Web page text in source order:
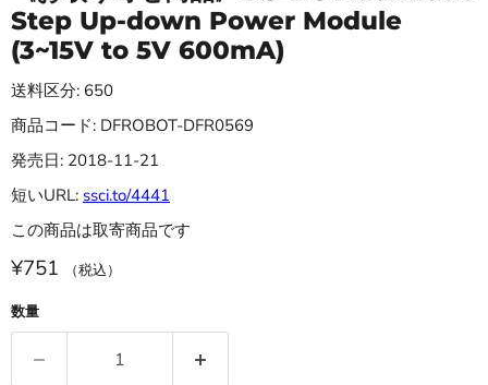
Step Up-down Power Module
(3~15V to 5V 600mA)
送料区分: 650
商品コード: DFROBOT-DFR0569
発売日: 2018-11-21
短いURL: ssci.to/4441
この商品は取寄商品です
¥751 （税込）
数量